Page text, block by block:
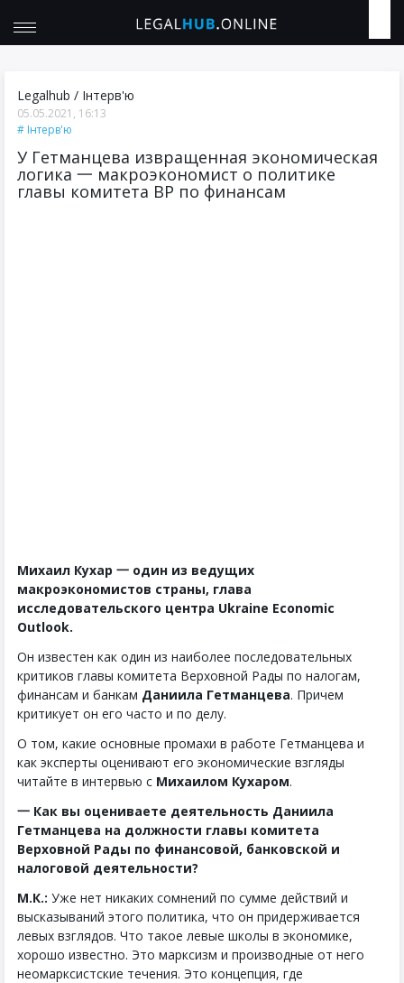
Legalhub / Інтерв'ю
05.05.2021, 16:13
Інтерв'ю
У Гетманцева извращенная экономическая
логика 一 макроэкономист о политике
главы комитета ВР по финансам
Михаил Кухар 一 один из ведущих
макроэкономистов страны, глава
исследовательского центра Ukraine Economic
Outlook.
Он известен как один из наиболее последовательных
критиков главы комитета Верховной Рады по налогам,
финансам и банкам Даниила Гетманцева. Причем
критикует он его часто и по делу.
О том, какие основные промахи в работе Гетманцева и
как эксперты оценивают его экономические взгляды
читайте в интервью с Михаилом Кухаром.
一 Как вы оцениваете деятельность Даниила
Гетманцева на должности главы комитета
Верховной Рады по финансовой, банковской и
налоговой деятельности?
М.К.: Уже нет никаких сомнений по сумме действий и
высказываний этого политика, что он придерживается
левых взглядов. Что такое левые школы в экономике,
хорошо известно. Это марксизм и производные от него
неомарксистские течения. Это концепция, где